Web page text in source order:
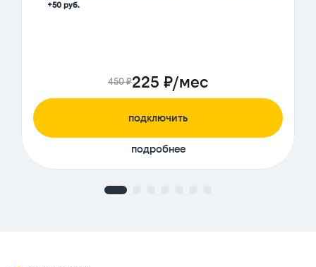
+50 руб.
450 ₽225 ₽/мес
подключить
подробнее